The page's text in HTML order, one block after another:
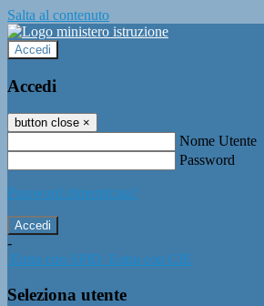
Salta al contenuto
Accedi
Accedi
button close ×
Nome Utente
Password
Password dimenticata?
-
Entra con SPID Entra con CIE
Seleziona utente